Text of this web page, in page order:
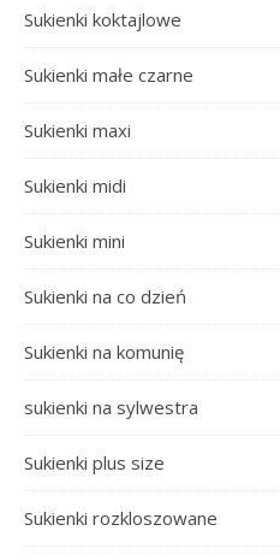
Sukienki koktajlowe
Sukienki małe czarne
Sukienki maxi
Sukienki midi
Sukienki mini
Sukienki na co dzień
Sukienki na komunię
sukienki na sylwestra
Sukienki plus size
Sukienki rozkloszowane